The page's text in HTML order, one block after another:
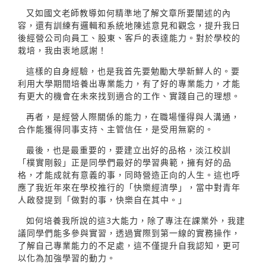
又如國文老師教導如何精準地了解文章所要闡述的內
容，還有訓練有邏輯和系統地陳述意見和觀念，提升我日
後經營公司向員工、股東、客戶的表達能力。對於學校的
栽培，我由衷地感謝！
這樣的自身經驗，也是我首先要勉勵大學新鮮人的。要
利用大學期間培養出專業能力，有了好的專業能力，才能
有更大的機會在未來找到適合的工作、實踐自己的理想。
再者，是經營人際關係的能力，在職場懂得與人溝通，
合作能獲得同事支持、主管信任，是受用無窮的。
最後，也是最重要的，要建立出好的品格，淡江校訓
「樸實剛毅」正是同學們最好的學習典範，擁有好的品
格，才能成就有意義的事，同時營造正向的人生。這也呼
應了我近年來在學校推行的「快樂經濟學」，當中對青年
人啟發提到「做對的事，快樂自在其中。」
如何培養我所說的這3大能力，除了專注在課業外，我建
議同學們能多參與實習，透過實際到第一線的實務操作，
了解自己專業能力的不足處，這不僅提升自我認知，更可
以化為加強學習的動力。